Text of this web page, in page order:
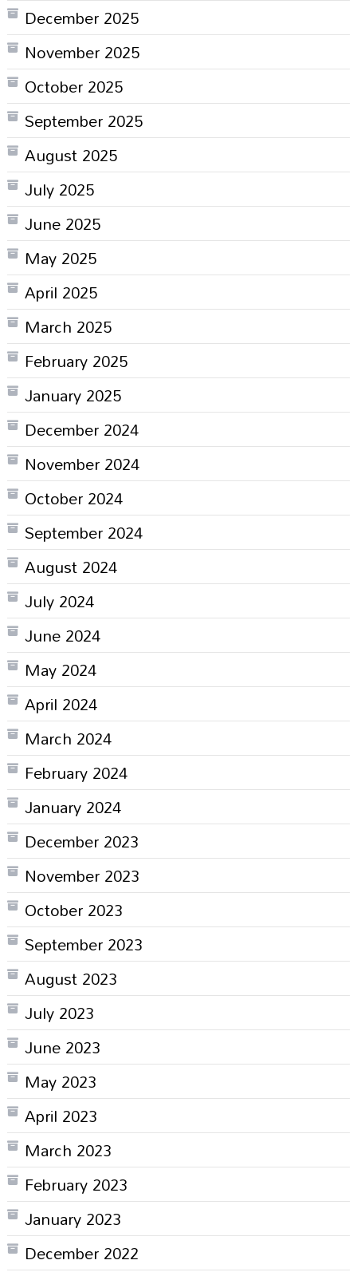
December 2025
November 2025
October 2025
September 2025
August 2025
July 2025
June 2025
May 2025
April 2025
March 2025
February 2025
January 2025
December 2024
November 2024
October 2024
September 2024
August 2024
July 2024
June 2024
May 2024
April 2024
March 2024
February 2024
January 2024
December 2023
November 2023
October 2023
September 2023
August 2023
July 2023
June 2023
May 2023
April 2023
March 2023
February 2023
January 2023
December 2022